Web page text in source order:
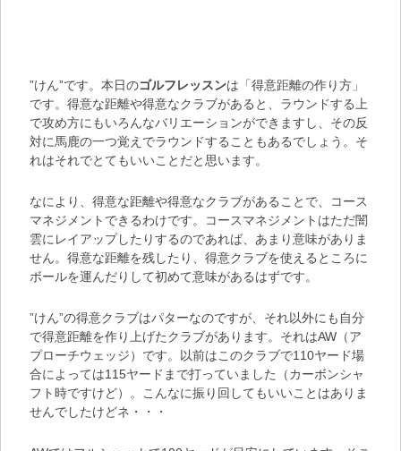
”けん”です。本日のゴルフレッスンは「得意距離の作り方 」
です。得意な距離や得意なクラブがあると、ラウンドする上
で攻め方にもいろんなバリエーションができますし、その反
対に馬鹿の一つ覚えでラウンドすることもあるでしょう。そ
れはそれでとてもいいことだと思います。
なにより、 得意な距離や得意なクラブがあることで、コース
マネジメントできるわけです。コースマネジメントはただ闇
雲にレイアップしたりするのであれば、あまり意味がありま
せん。得意な距離を残したり、得意クラブを使えるところに
ボールを運んだりして初めて意味があるはずです。
”けん”の得意クラブはパターなのですが、それ以外にも自分
で得意距離を作り上げたクラブがあります。それはAW（ア
プローチウェッジ）です。以前はこのクラブで110ヤード場
合によっては115ヤードまで打っていました（カーボンシャ
フト時ですけど）。こんなに振り回してもいいことはありま
せんでしたけどネ・・・